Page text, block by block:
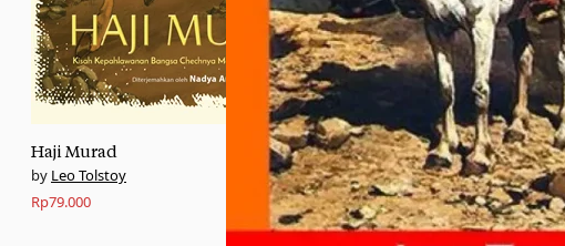
Haji Murad
Leo Tolstoy
Rp79.000